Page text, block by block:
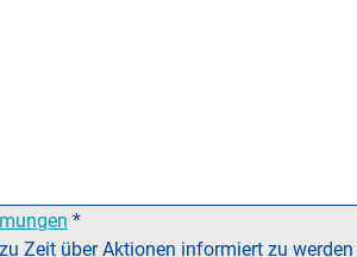
*
Zeit über Aktionen informiert zu werden